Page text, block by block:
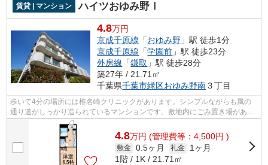
賃貸 | マンション ハイツおゆみ野Ⅰ
4.8万円
京成千原線 「おゆみ野 」駅 徒歩1分
京成千原線 「学園前 」駅 徒歩23分
外房線 「鎌取 」駅 徒歩28分
築27年 / 21.71㎡
千葉県千葉市緑区おゆみ野南３丁目
歩いて4分の場所には椎名崎クリニックがあります。シンプルながらも風の
通り道がしっかり造られているマンションです。敷地内にごみ置き場がある
マンションです。入居の当日からインタ...
4.8万円 (管理費等：4,500円 )
敷金 0.5ヶ月 礼金
1ヶ月
1階 / 1K / 21.71㎡